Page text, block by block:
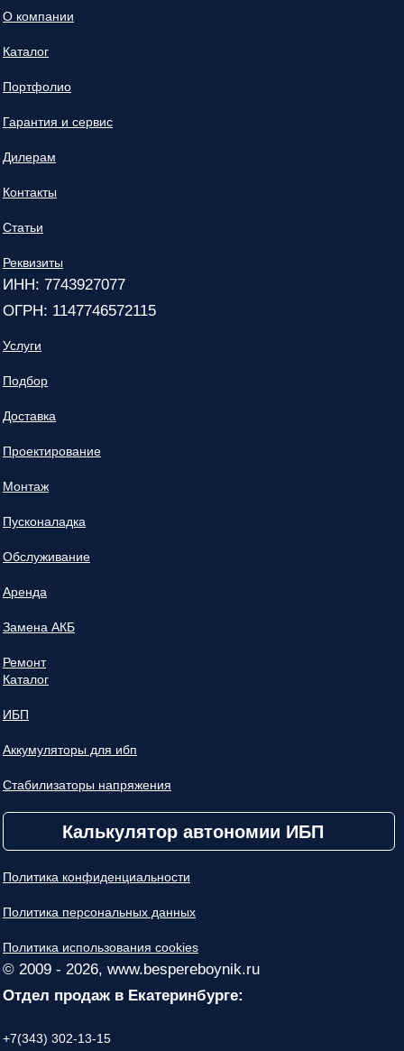
О компании
Каталог
Портфолио
Гарантия и сервис
Дилерам
Контакты
Статьи
Реквизиты
ИНН: 7743927077
ОГРН: 1147746572115
Услуги
Подбор
Доставка
Проектирование
Монтаж
Пусконаладка
Обслуживание
Аренда
Замена АКБ
Ремонт
Каталог
ИБП
Аккумуляторы для ибп
Стабилизаторы напряжения
Калькулятор автономии ИБП
Политика конфиденциальности
Политика персональных данных
Политика использования cookies
© 2009 - 2026, www.bespereboynik.ru
Отдел продаж в Екатеринбурге:
+7(343) 302-13-15